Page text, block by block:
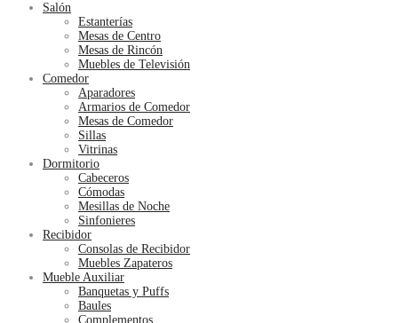
Salón
Estanterías
Mesas de Centro
Mesas de Rincón
Muebles de Televisión
Comedor
Aparadores
Armarios de Comedor
Mesas de Comedor
Sillas
Vitrinas
Dormitorio
Cabeceros
Cómodas
Mesillas de Noche
Sinfonieres
Recibidor
Consolas de Recibidor
Muebles Zapateros
Mueble Auxiliar
Banquetas y Puffs
Baules
Complementos